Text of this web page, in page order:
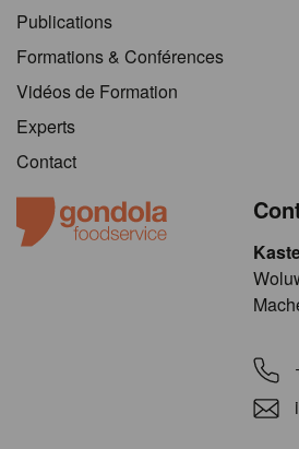
Publications
Formations & Conférences
Vidéos de Formation
Experts
Contact